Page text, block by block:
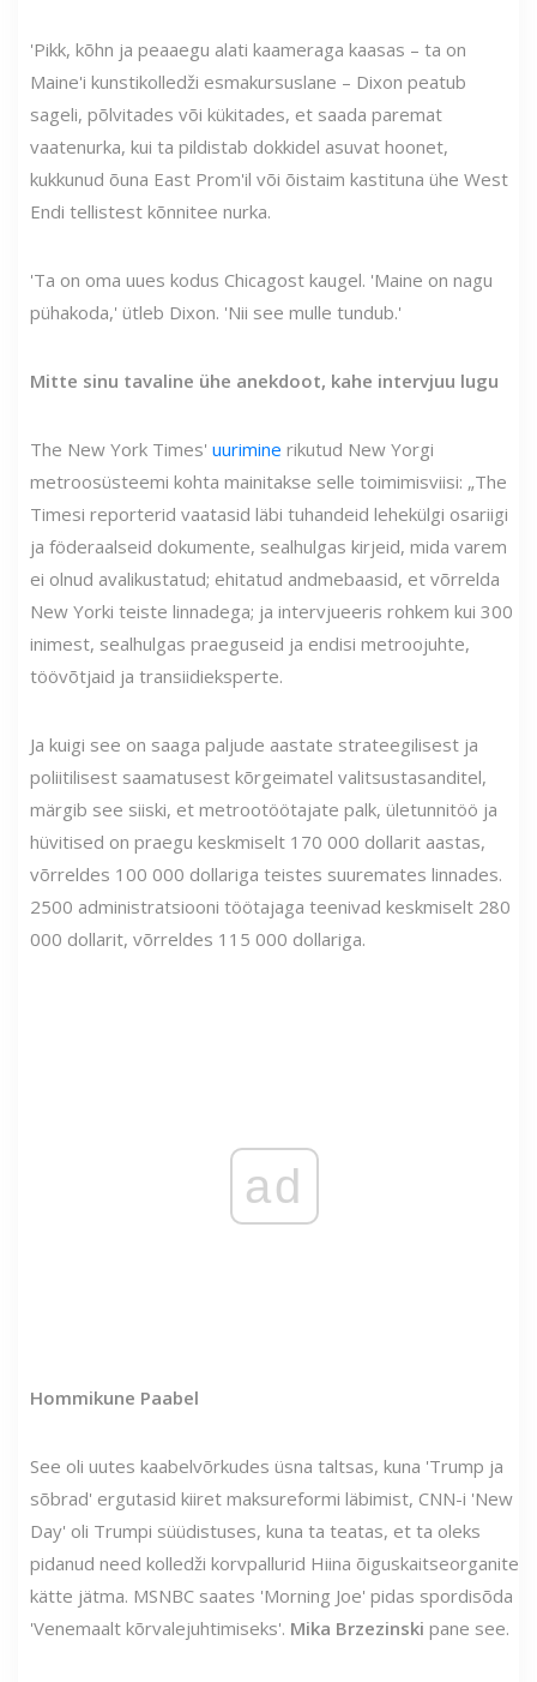
'Pikk, kõhn ja peaaegu alati kaameraga kaasas – ta on
Maine'i kunstikolledži esmakursuslane – Dixon peatub
sageli, põlvitades või kükitades, et saada paremat
vaatenurka, kui ta pildistab dokkidel asuvat hoonet,
kukkunud õuna East Prom'il või õistaim kastituna ühe West
Endi tellistest kõnnitee nurka.
'Ta on oma uues kodus Chicagost kaugel. 'Maine on nagu
pühakoda,' ütleb Dixon. 'Nii see mulle tundub.'
Mitte sinu tavaline ühe anekdoot, kahe intervjuu lugu
The New York Times' uurimine rikutud New Yorgi
metroosüsteemi kohta mainitakse selle toimimisviisi: „The
Timesi reporterid vaatasid läbi tuhandeid lehekülgi osariigi
ja föderaalseid dokumente, sealhulgas kirjeid, mida varem
ei olnud avalikustatud; ehitatud andmebaasid, et võrrelda
New Yorki teiste linnadega; ja intervjueeris rohkem kui 300
inimest, sealhulgas praeguseid ja endisi metroojuhte,
töövõtjaid ja transiidieksperte.
Ja kuigi see on saaga paljude aastate strateegilisest ja
poliitilisest saamatusest kõrgeimatel valitsustasanditel,
märgib see siiski, et metrootöötajate palk, ületunnitöö ja
hüvitised on praegu keskmiselt 170 000 dollarit aastas,
võrreldes 100 000 dollariga teistes suuremates linnades.
2500 administratsiooni töötajaga teenivad keskmiselt 280
000 dollarit, võrreldes 115 000 dollariga.
ad
Hommikune Paabel
See oli uutes kaabelvõrkudes üsna taltsas, kuna 'Trump ja
sõbrad' ergutasid kiiret maksureformi läbimist, CNN-i 'New
Day' oli Trumpi süüdistuses, kuna ta teatas, et ta oleks
pidanud need kolledži korvpallurid Hiina õiguskaitseorganite
kätte jätma. MSNBC saates 'Morning Joe' pidas spordisõda
'Venemaalt kõrvalejuhtimiseks'. Mika Brzezinski pane see.